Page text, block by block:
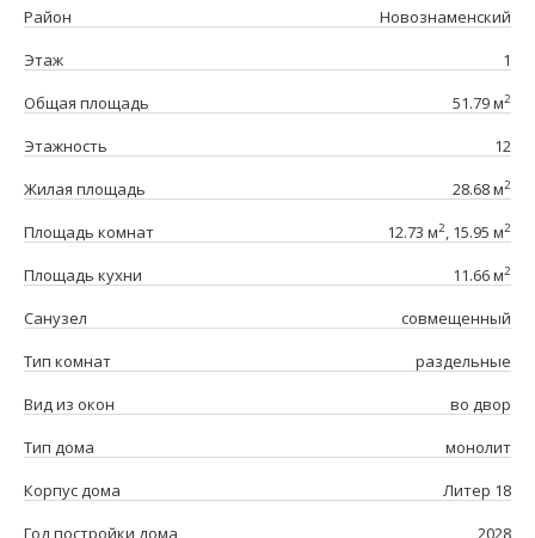
Район
Новознаменский
Этаж
1
Общая площадь
51.79 м2
Этажность
12
Жилая площадь
28.68 м2
Площадь комнат 12.73 м2, 15.95 м2
Площадь кухни 11.66 м2
Санузел
совмещенный
Тип комнат
раздельные
Вид из окон
во двор
Тип дома
монолит
Корпус дома
Литер 18
Год постройки дома
2028